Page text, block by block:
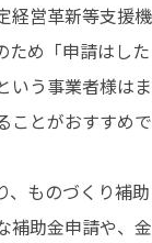
経営革新等支援機
ため「申請はした
いう事業者様はま
ことがおすすめで
、ものづくり補助
補助金申請や、金